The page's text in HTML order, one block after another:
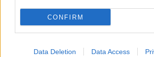
CONFIRM
Data Deletion Data Access